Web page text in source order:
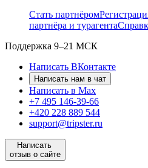
Стать партнёром
партнёра и турагента
Поддержка 9–21 МСК
Написать ВКонтакте
Написать нам в чат
Написать в Max
+7 495 146-39-66
+420 228 889 544
support@tripster.ru
Написать
отзыв о сайте